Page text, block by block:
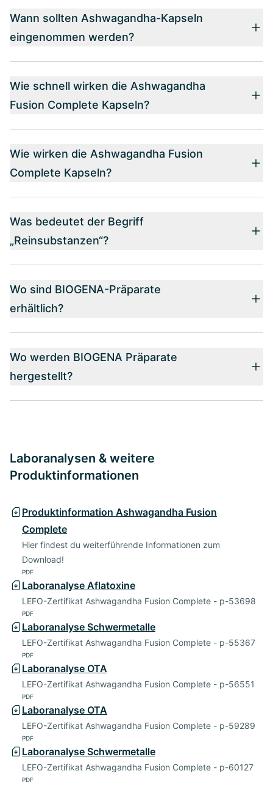
Wann sollten Ashwagandha-Kapseln
eingenommen werden?
Wie schnell wirken die Ashwagandha
Fusion Complete Kapseln?
Wie wirken die Ashwagandha Fusion
Complete Kapseln?
Was bedeutet der Begriff
„Reinsubstanzen“?
Wo sind BIOGENA-Präparate
erhältlich?
Wo werden BIOGENA Präparate
hergestellt?
Laboranalysen & weitere
Produktinformationen
Produktinformation Ashwagandha Fusion
Complete
Hier findest du weiterführende Informationen zum
Download!
PDF
Laboranalyse Aflatoxine
LEFO-Zertifikat Ashwagandha Fusion Complete - p-53698
PDF
Laboranalyse Schwermetalle
LEFO-Zertifikat Ashwagandha Fusion Complete - p-55367
PDF
Laboranalyse OTA
LEFO-Zertifikat Ashwagandha Fusion Complete - p-56551
PDF
Laboranalyse OTA
LEFO-Zertifikat Ashwagandha Fusion Complete - p-59289
PDF
Laboranalyse Schwermetalle
LEFO-Zertifikat Ashwagandha Fusion Complete - p-60127
PDF